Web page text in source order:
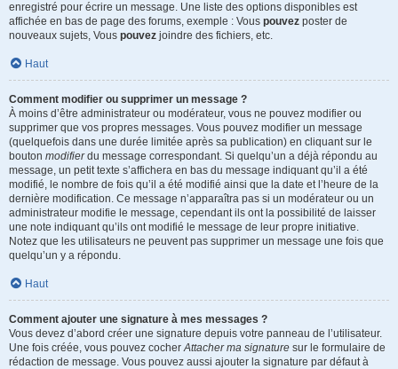
enregistré pour écrire un message. Une liste des options disponibles est
affichée en bas de page des forums, exemple : Vous pouvez poster de
nouveaux sujets, Vous pouvez joindre des fichiers, etc.
Haut
Comment modifier ou supprimer un message ?
À moins d’être administrateur ou modérateur, vous ne pouvez modifier ou
supprimer que vos propres messages. Vous pouvez modifier un message
(quelquefois dans une durée limitée après sa publication) en cliquant sur le
bouton modifierdu message correspondant. Si quelqu’un a déjà répondu au
message, un petit texte s’affichera en bas du message indiquant qu’il a été
modifié, le nombre de fois qu’il a été modifié ainsi que la date et l’heure de la
dernière modification. Ce message n’apparaîtra pas si un modérateur ou un
administrateur modifie le message, cependant ils ont la possibilité de laisser
une note indiquant qu’ils ont modifié le message de leur propre initiative.
Notez que les utilisateurs ne peuvent pas supprimer un message une fois que
quelqu’un y a répondu.
Haut
Comment ajouter une signature à mes messages ?
Vous devez d’abord créer une signature depuis votre panneau de l’utilisateur.
Une fois créée, vous pouvez cocherAttacher ma signature sur le formulaire de
rédaction de message. Vous pouvez aussi ajouter la signature par défaut à